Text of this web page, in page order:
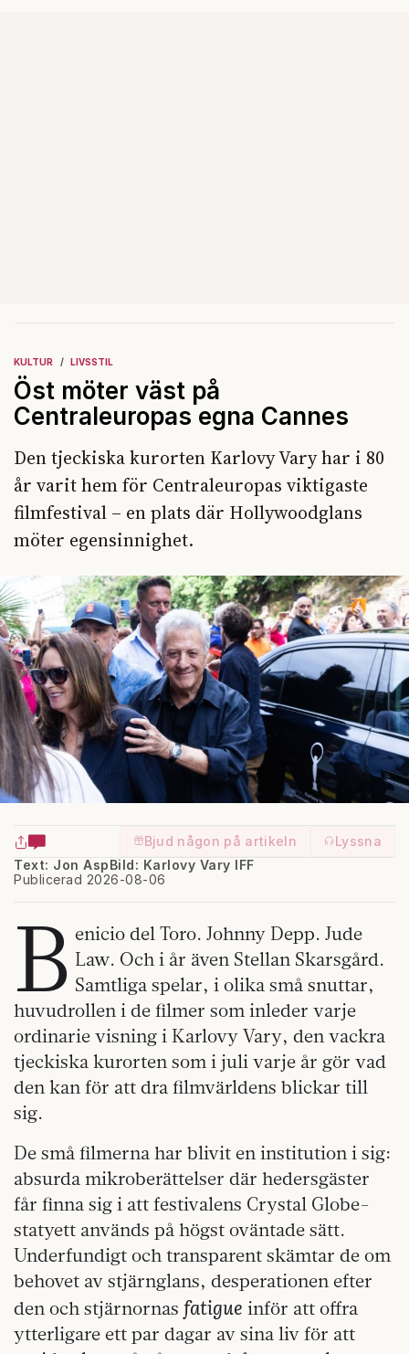
KULTUR LIVSSTIL
Öst möter väst på
Centraleuropas egna Cannes
Den tjeckiska kurorten Karlovy Vary har i 80
år varit hem för Centraleuropas viktigaste
filmfestival – en plats där Hollywoodglans
möter egensinnighet.
Bjud någon på artikeln
Lyssna
Text: Jon Asp
Publicerad 2026-08-06
Bild: Karlovy Vary IFF
B enicio del Toro. Johnny Depp. Jude
Law. Och i år även Stellan Skarsgård.
Samtliga spelar, i olika små snuttar,
huvudrollen i de filmer som inleder varje
ordinarie visning i Karlovy Vary, den vackra
tjeckiska kurorten som i juli varje år gör vad
den kan för att dra filmvärldens blickar till
sig.
De små filmerna har blivit en institution i sig:
absurda mikroberättelser där hedersgäster
får finna sig i att festivalens Crystal Globe-
statyett används på högst oväntade sätt.
Underfundigt och transparent skämtar de om
behovet av stjärnglans, desperationen efter
den och stjärnornas fatigue inför att offra
ytterligare ett par dagar av sina liv för att